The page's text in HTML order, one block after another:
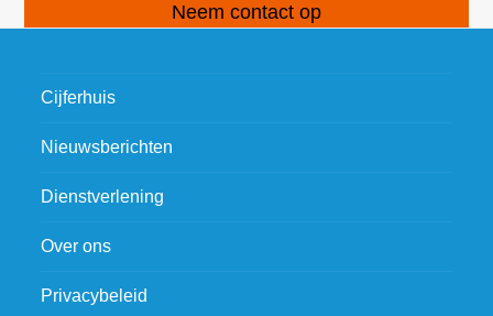
Neem contact op
Cijferhuis
Nieuwsberichten
Dienstverlening
Over ons
Privacybeleid